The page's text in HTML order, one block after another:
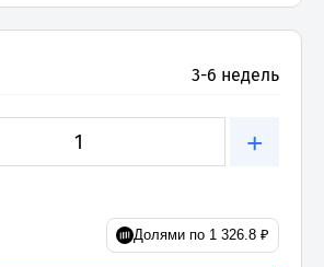
3-6 недель
+
Долями по 1 326.8 ₽